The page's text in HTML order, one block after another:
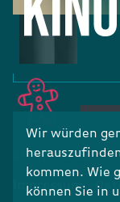
Wir würden
kommen. Wie
können Sie in
RECHTLICHES
Impressum